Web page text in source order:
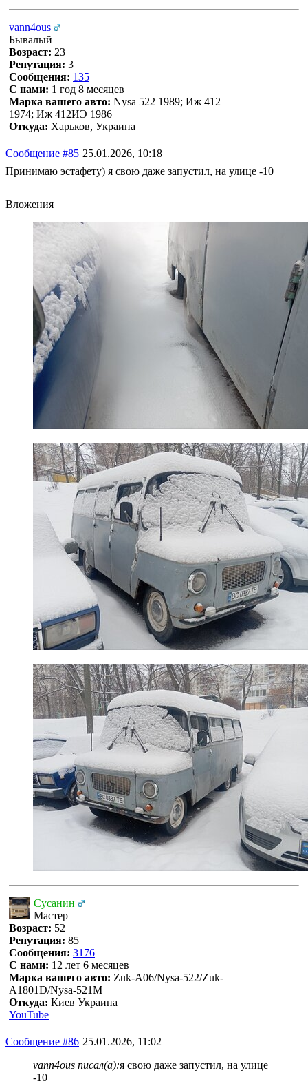
vann4ous
Бывалый
Возраст: 23
Репутация: 3
Сообщения: 135
С нами: 1 год 8 месяцев
Марка вашего авто: Nysa 522 1989; Иж 412
1974; Иж 412ИЭ 1986
Откуда: Харьков, Украина
Сообщение #85 25.01.2026, 10:18
Принимаю эстафету) я свою даже запустил, на улице -10
Вложения
Сусанин
Мастер
Возраст: 52
Репутация: 85
Сообщения: 3176
С нами: 12 лет 6 месяцев
Марка вашего авто: Zuk-A06/Nysa-522/Zuk-
A1801D/Nysa-521M
Откуда: Киев Украина
YouTube
Сообщение #86 25.01.2026, 11:02
vann4ous писал(а):я свою даже запустил, на улице
-10